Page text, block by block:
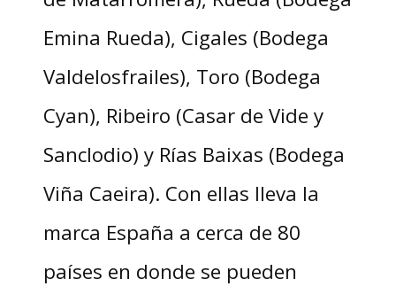
Emina Rueda), Cigales (Bodega
Valdelosfrailes), Toro (Bodega
Cyan), Ribeiro (Casar de Vide y
Sanclodio) y Rías Baixas (Bodega
Viña Caeira). Con ellas lleva la
marca España a cerca de 80
países en donde se pueden